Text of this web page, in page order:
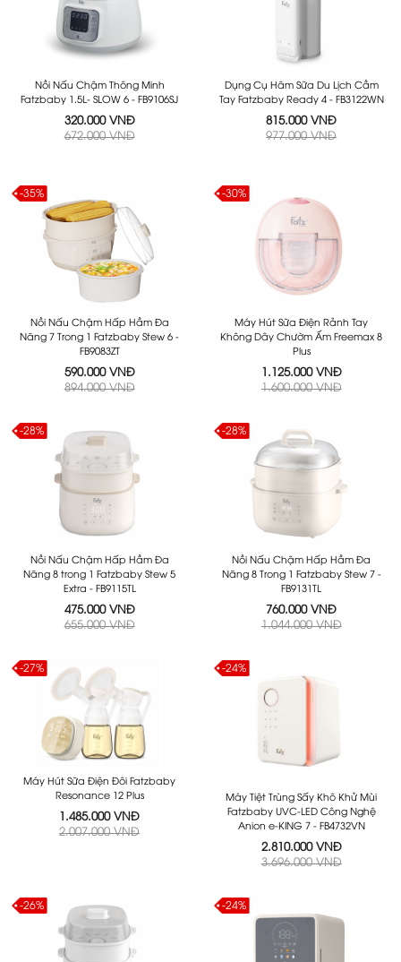
Nồi Nấu Chậm Thông Minh
Fatzbaby 1.5L- SLOW 6 - FB9106SJ
320.000 VNĐ
672.000 VNĐ
Dụng Cụ Hâm Sữa Du Lịch Cầm
Tay Fatzbaby Ready 4 - FB3122WN
815.000 VNĐ
977.000 VNĐ
Nồi Nấu Chậm Hấp Hầm Đa
Năng 7 Trong 1 Fatzbaby Stew 6 -
FB9083ZT
590.000 VNĐ
894.000 VNĐ
-35%
Máy Hút Sữa Điện Rảnh Tay
Không Dây Chườm Ấm Freemax 8
Plus
1.125.000 VNĐ
1.600.000 VNĐ
-30%
Nồi Nấu Chậm Hấp Hầm Đa
Năng 8 trong 1 Fatzbaby Stew 5
Extra - FB9115TL
475.000 VNĐ
655.000 VNĐ
-28%
Nồi Nấu Chậm Hấp Hầm Đa
Năng 8 Trong 1 Fatzbaby Stew 7 -
FB9131TL
760.000 VNĐ
1.044.000 VNĐ
-28%
Máy Hút Sữa Điện Đôi Fatzbaby
Resonance 12 Plus
1.485.000 VNĐ
2.007.000 VNĐ
-27%
Máy Tiệt Trùng Sấy Khô Khử Mùi
Fatzbaby UVC-LED Công Nghệ
Anion e-KING 7 - FB4732VN
2.810.000 VNĐ
3.696.000 VNĐ
-24%
-26% -24%